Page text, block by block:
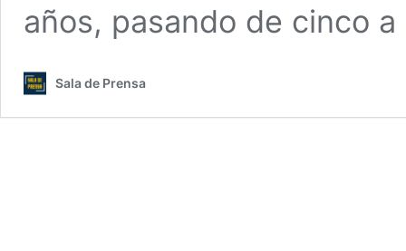
años, pasando de cinco
Sala de Prensa